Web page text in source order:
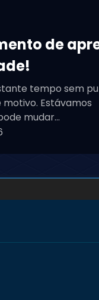
de
tempo sem
Estávamos
mudar...